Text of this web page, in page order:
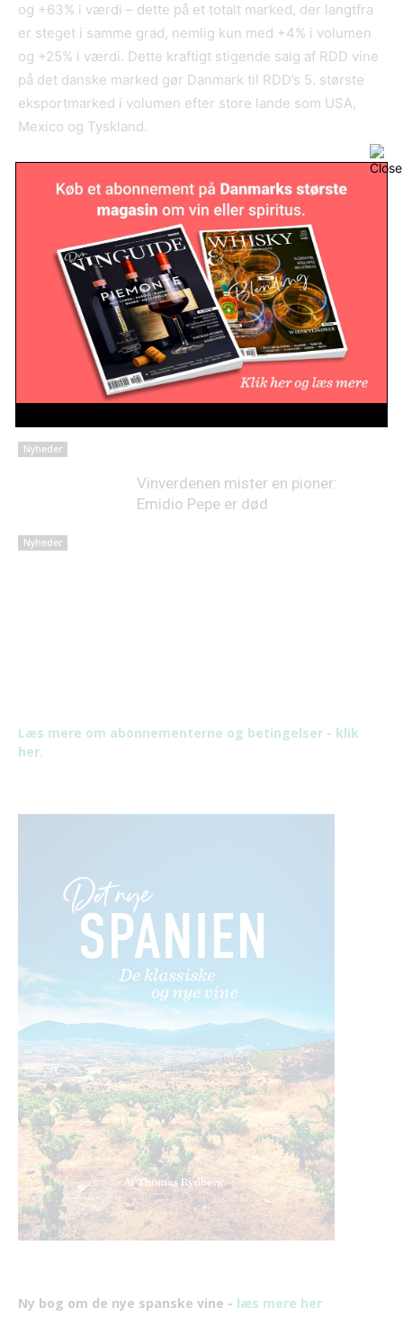
og +63% i værdi – dette på et totalt marked, der langtfra
er steget i samme grad, nemlig kun med +4% i volumen
og +25% i værdi. Dette kraftigt stigende salg af RDD vine
på det danske marked gør Danmark til RDD’s 5. største
eksportmarked i volumen efter store lande som USA,
Mexico og Tyskland.
RELATED ARTICLES
Australsk vineksport falder til
laveste niveau i 22 år
Nyheder
Lovende høst på Sicilien
Nyheder
Vinverdenen mister en pioner:
Emidio Pepe er død
Læs mere om abonnementerne og betingelser - klik
her.
Ny bog om de nye spanske vine - læs mere her